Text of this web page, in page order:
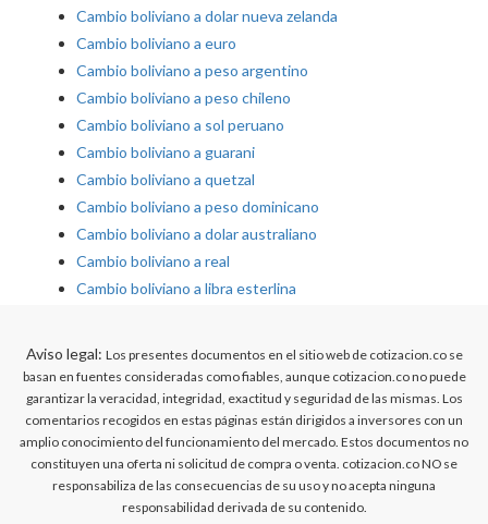
Cambio boliviano a dolar nueva zelanda
Cambio boliviano a euro
Cambio boliviano a peso argentino
Cambio boliviano a peso chileno
Cambio boliviano a sol peruano
Cambio boliviano a guarani
Cambio boliviano a quetzal
Cambio boliviano a peso dominicano
Cambio boliviano a dolar australiano
Cambio boliviano a real
Cambio boliviano a libra esterlina
Aviso legal: Los presentes documentos en el sitio web de cotizacion.co se
basan en fuentes consideradas como fiables, aunque cotizacion.co no puede
garantizar la veracidad, integridad, exactitud y seguridad de las mismas. Los
comentarios recogidos en estas páginas están dirigidos a inversores con un
amplio conocimiento del funcionamiento del mercado. Estos documentos no
constituyen una oferta ni solicitud de compra o venta. cotizacion.co NO se
responsabiliza de las consecuencias de su uso y no acepta ninguna
responsabilidad derivada de su contenido.